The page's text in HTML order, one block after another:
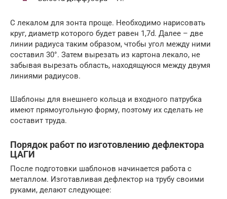
С лекалом для зонта проще. Необходимо нарисовать
круг, диаметр которого будет равен 1,7d. Далее – две
линии радиуса таким образом, чтобы угол между ними
составил 30°. Затем вырезать из картона лекало, не
забывая вырезать область, находящуюся между двумя
линиями радиусов.
Шаблоны для внешнего кольца и входного патрубка
имеют прямоугольную форму, поэтому их сделать не
составит труда.
Порядок работ по изготовлению дефлектора
ЦАГИ
После подготовки шаблонов начинается работа с
металлом. Изготавливая дефлектор на трубу своими
руками, делают следующее: